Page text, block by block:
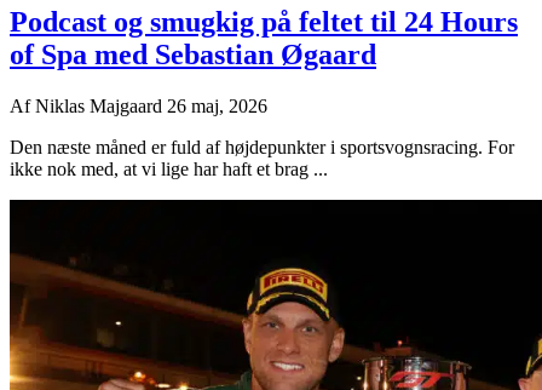
Podcast og smugkig på feltet til 24 Hours
of Spa med Sebastian Øgaard
AfNiklas Majgaard 26 maj, 2026
Den næste måned er fuld af højdepunkter i sportsvognsracing. For
ikke nok med, at vi lige har haft et brag ...